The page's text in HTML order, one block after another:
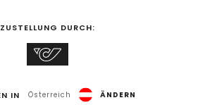
ZUSTELLUNG DURCH:
IN Österreich ÄNDERN